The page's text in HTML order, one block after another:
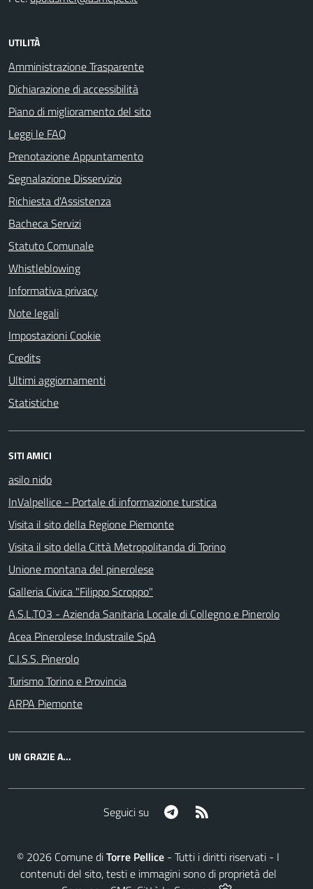
UTILITÀ
Amministrazione Trasparente
Dichiarazione di accessibilità
Piano di miglioramento del sito
Leggi le FAQ
Prenotazione Appuntamento
Segnalazione Disservizio
Richiesta d'Assistenza
Bacheca Servizi
Statuto Comunale
Whistleblowing
Informativa privacy
Note legali
Impostazioni Cookie
Credits
Ultimi aggiornamenti
Statistiche
SITI AMICI
asilo nido
InValpellice - Portale di informazione turstica
Visita il sito della Regione Piemonte
Visita il sito della Città Metropolitanda di Torino
Unione montana del pinerolese
Galleria Civica "Filippo Scroppo"
A.S.L.TO3 - Azienda Sanitaria Locale di Collegno e Pinerolo
Acea Pinerolese Industraile SpA
C.I.S.S. Pinerolo
Turismo Torino e Provincia
ARPA Piemonte
UN GRAZIE A...
Seguici su Telegram
© 2026 Comune diTorre Pellice - Tutti i diritti riservati - I
contenuti del sito, testi e immagini sono di proprietà del